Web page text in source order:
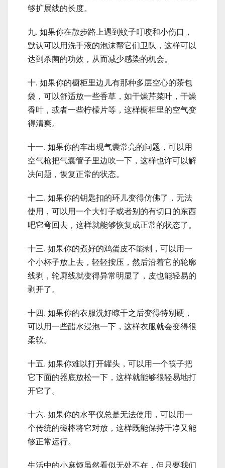
够扩展线的长度。
九. 如果你在散步路上遇到蚊子叮咬和小伤口，
默认可以用洗手液的泡沫帮它们卫队，这样可以
达到杀菌的功效，从而减少感染的机会。
十. 如果你的橱柜里边儿有那种多层空心的茶包
袋，可以舒适放一些香草，如干燥芹菜叶，干燥
香叶，或者一些柠檬片等，这样橱柜里的空气变
得清爽。
十一. 如果你的车出现气囊常亮的问题，可以用
空气枪把气囊管子里边吹一下，这样也许可以解
决问题，恢复正常的状态。
十二. 如果你的钥匙扣的环儿变得仿佛了，无法
使用，可以用一个大钉子或者别的有切口的东西
吧它弯回去，这样就能够恢复成正常的状态了。
十三. 如果你的煮好的鸡蛋皮不能剥，可以用一
个小杯子放上去，轻轻按压，然后沿着它的轮廓
线剥，轮廓线就变得异常明显了，皮也能轻易的
剥开了。
十四. 如果你的衣服洗好晾干之后变得特别硬，
可以用一些醋水浸泡一下，这样衣服就会变得很
柔软。
十五. 如果你难以打开罐头，可以用一个筷子把
它下面的器底放松一下，这样就能够很轻易地打
开它了。
十六. 如果你的水平仪总是无法使用，可以用一
个传统的磁棒将它对放，这样既能保持干净又能
够正常运行。
生活中的小麻烦虽然看似无处不在，但只要我们